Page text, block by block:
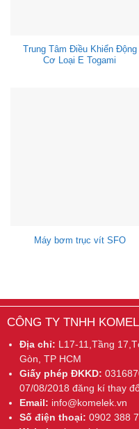
Trung Tâm Điều Khiển Động
Cơ Loại E Togami
Máy bơm trục vít SFO
CÔNG TY TNHH
Địa chỉ: L17-11,Tầng
Gòn, TP HCM
Giấy phép ĐKKD:
07/08/2018 đăng kí thay
Email: info@komelek.vn
Số điện thoại: 0902 388